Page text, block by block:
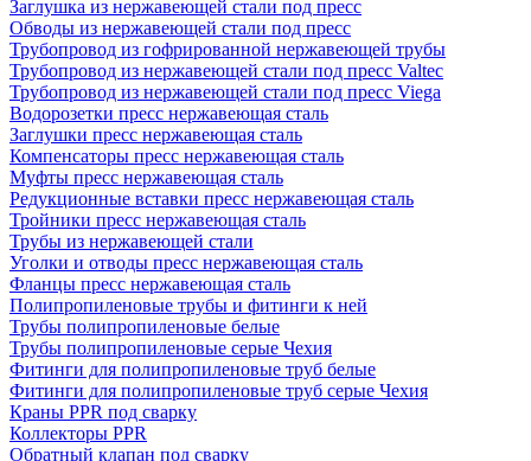
Заглушка из нержавеющей стали под пресс
Обводы из нержавеющей стали под пресс
Трубопровод из гофрированной нержавеющей трубы
Трубопровод из нержавеющей стали под пресс Valtec
Трубопровод из нержавеющей стали под пресс Viega
Водорозетки пресс нержавеющая сталь
Заглушки пресс нержавеющая сталь
Компенсаторы пресс нержавеющая сталь
Муфты пресс нержавеющая сталь
Редукционные вставки пресс нержавеющая сталь
Тройники пресс нержавеющая сталь
Трубы из нержавеющей стали
Уголки и отводы пресс нержавеющая сталь
Фланцы пресс нержавеющая сталь
Полипропиленовые трубы и фитинги к ней
Трубы полипропиленовые белые
Трубы полипропиленовые серые Чехия
Фитинги для полипропиленовые труб белые
Фитинги для полипропиленовые труб серые Чехия
Краны PPR под сварку
Коллекторы PPR
Обратный клапан под сварку